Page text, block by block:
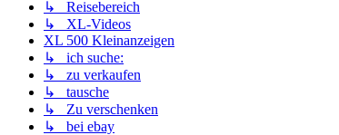
↳ Reisebereich
↳ XL-Videos
XL 500 Kleinanzeigen
↳ ich suche:
↳ zu verkaufen
↳ tausche
↳ Zu verschenken
↳ bei ebay